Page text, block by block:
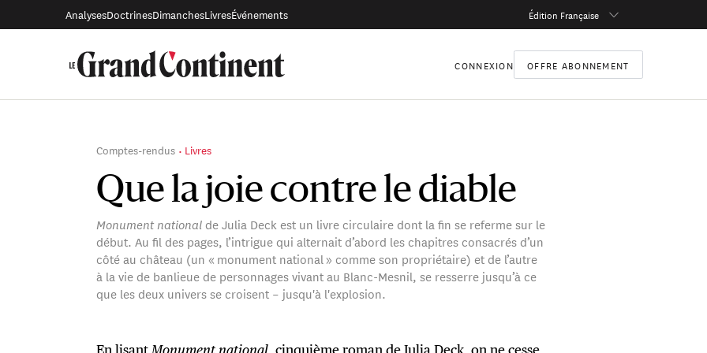
AnalysesDoctrinesDimanchesLivresÉvénements Édition Française
CONNEXION OFFRE ABONNEMENT
Que la joie contre le diable
Monument national de Julia Deck est un livre circulaire dont la fin se referme sur le
début. Au fil des pages, l’intrigue qui alternait d’abord les chapitres consacrés d’un
côté au château (un « monument national » comme son propriétaire) et de l’autre
à la vie de banlieue de personnages vivant au Blanc-Mesnil, se resserre jusqu’à ce
que les deux univers se croisent – jusqu'à l'explosion.
Comptes-rendus Livres
En lisant Monument national , cinquième roman de Julia Deck, on ne cesse